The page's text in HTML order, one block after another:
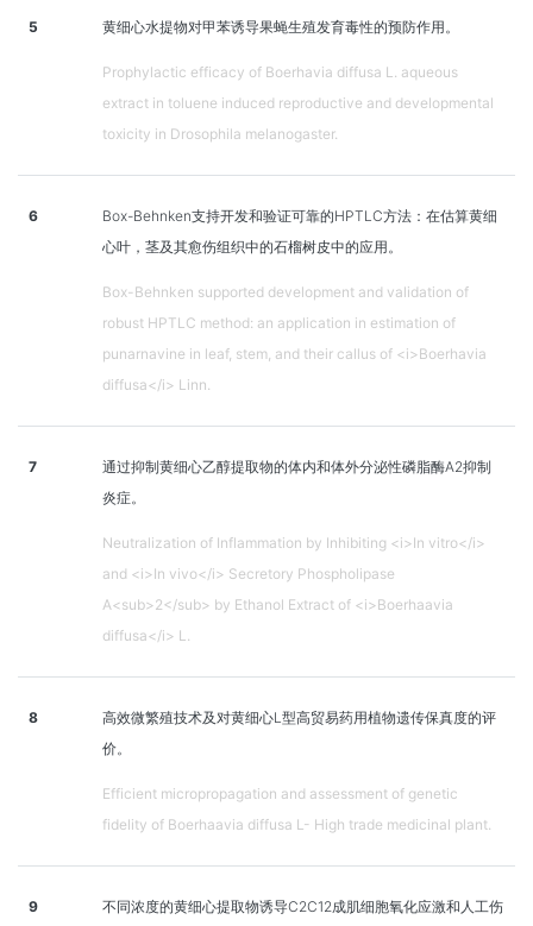
5 黄细心水提物对甲苯诱导果蝇生殖发育毒性的预防作用。
Prophylactic efficacy of Boerhavia diffusa L. aqueous
extract in toluene induced reproductive and developmental
toxicity in Drosophila melanogaster.
6
Box-Behnken支持开发和验证可靠的HPTLC方法：在估算黄细
心叶，茎及其愈伤组织中的石榴树皮中的应用。
Box-Behnken supported development and validation of
robust HPTLC method: an application in estimation of
punarnavine in leaf, stem, and their callus of <i>Boerhavia
diffusa</i> Linn.
7
通过抑制黄细心乙醇提取物的体内和体外分泌性磷脂酶A2抑制
炎症。
Neutralization of Inflammation by Inhibiting <i>In vitro</i>
and <i>In vivo</i> Secretory Phospholipase
A<sub>2</sub> by Ethanol Extract of <i>Boerhaavia
diffusa</i> L.
8
高效微繁殖技术及对黄细心L型高贸易药用植物遗传保真度的评
价。
Efficient micropropagation and assessment of genetic
fidelity of Boerhaavia diffusa L- High trade medicinal plant.
9 不同浓度的黄细心提取物诱导C2C12成肌细胞氧化应激和人工伤